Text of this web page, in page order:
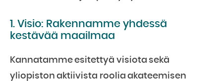
1. Visio: Rakennamme yhdessä
kestävää maailmaa
Kannatamme esitettyä visiota sekä
yliopiston aktiivista roolia akateemisen